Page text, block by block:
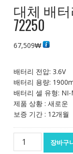
대체 배터
72250
67,509₩
배터리 전압: 3.6V
배터리 용량:
배터리 셀 유형: NI-
제품 상황 : 새로운
보증 기간 : 12개월
장바구